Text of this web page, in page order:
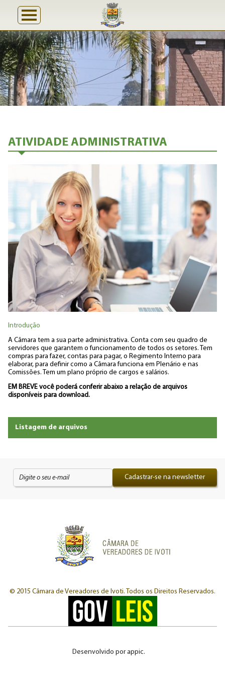
ATIVIDADE ADMINISTRATIVA
Introdução
A Câmara tem a sua parte administrativa. Conta com seu quadro de
servidores que garantem o funcionamento de todos os setores. Tem
compras para fazer, contas para pagar, o Regimento Interno para
elaborar, para definir como a Câmara funciona em Plenário e nas
Comissões. Tem um plano próprio de cargos e salários.
EM BREVE você poderá conferir abaixo a relação de arquivos
disponíveis para download.
Listagem de arquivos
Cadastrar-se na newsletter
© 2015 Câmara de Vereadores de Ivoti. Todos os Direitos Reservados.
Desenvolvido porappic.